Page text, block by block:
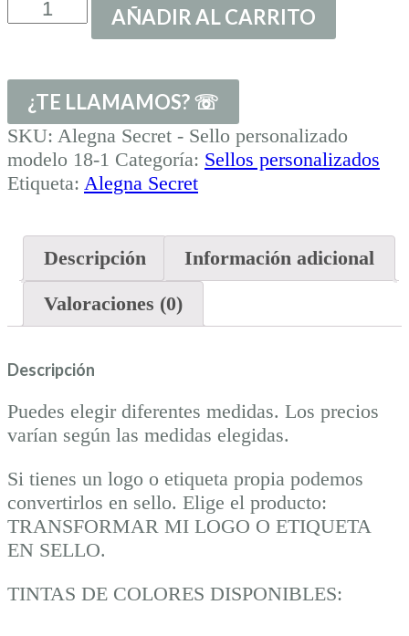
Transformar
mi
en
sello
cantidad
AÑADIR AL CARRITO
SKU: Alegna Secret - Sello personalizado
modelo 18-1 Categoría: Sellos personalizados
Etiqueta: Alegna Secret
Descripción
Información adicional
Valoraciones (0)
Descripción
Puedes elegir diferentes medidas. Los precios
varían según las medidas elegidas.
Si tienes un logo o etiqueta propia podemos
convertirlos en sello. Elige el producto:
TRANSFORMAR MI LOGO O ETIQUETA
EN SELLO.
TINTAS DE COLORES DISPONIBLES: